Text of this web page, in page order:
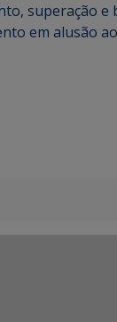
superação e
em alusão